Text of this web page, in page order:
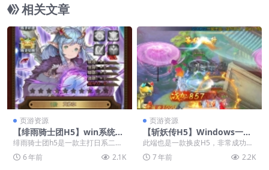
相关文章
页游资源
【绯雨骑士团H5】win系统服
务端+授权物品后台+CDK后台
+教程
绯雨骑士团h5是一款主打日系二次
元风格的冒险战斗RPG手游，游戏
还原了日系动漫中...
6 年前 2.1K
页游资源
【斩妖传H5】Windows一键
端+GM后台+教程
此端也是一款换皮H5，非常成功，
画风精良！
7 年前 2.2K